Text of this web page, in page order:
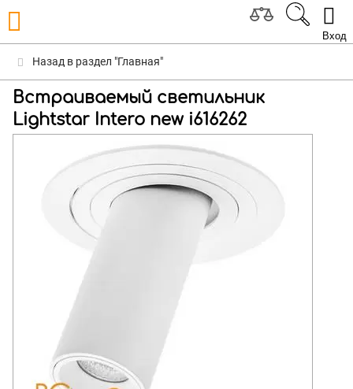
Вход
Назад в раздел "Главная"
Встраиваемый светильник
Lightstar Intero new i616262